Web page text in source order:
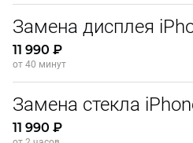
Замена дисплея
11 990 ₽
от 40 минут
Замена стекла
11 990 ₽